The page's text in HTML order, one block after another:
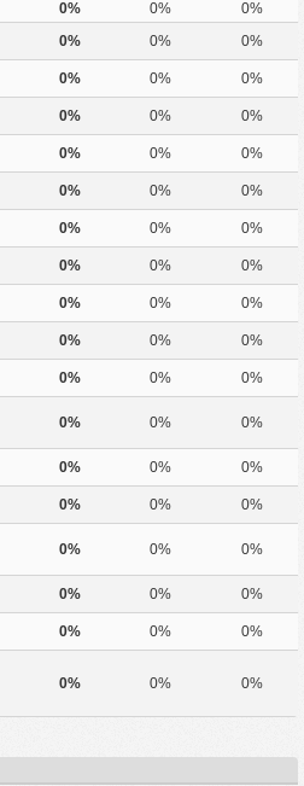
0% 0% 0%
0% 0% 0%
0% 0% 0%
0% 0% 0%
0% 0% 0%
0% 0% 0%
0% 0% 0%
0% 0% 0%
0% 0% 0%
0% 0% 0%
0% 0% 0%
0% 0% 0%
0% 0% 0%
0% 0% 0%
0% 0% 0%
0% 0% 0%
0% 0% 0%
0% 0% 0%